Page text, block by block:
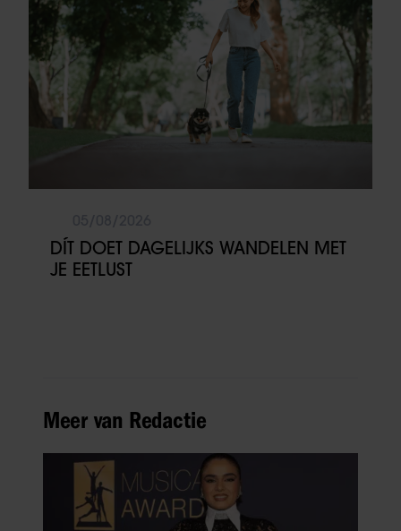
DÍT DOET DAGELIJKS WANDELEN MET
JE EETLUST
Meer van Redactie